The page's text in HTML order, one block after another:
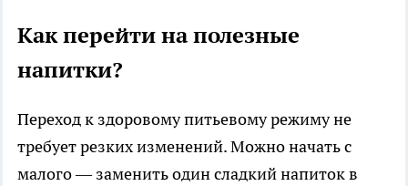
Как перейти на полезные
напитки?
Переход к здоровому питьевому режиму не
требует резких изменений. Можно начать с
малого — заменить один сладкий напиток в